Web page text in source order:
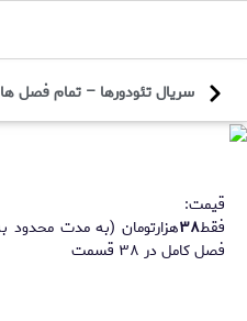
قیمت:
فقط۳۸
فصل کامل در ۳۸ قسمت
سریال تئودورها – تمام فصل ها